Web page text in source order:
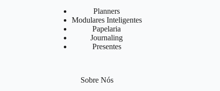
Planners
Modulares Inteligentes
Papelaria
Journaling
Presentes
Sobre Nós